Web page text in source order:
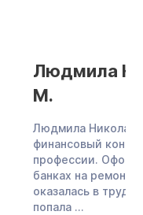
Людмила
М.
Людмила
финансовый
профессии.
банках на ремонт
оказалась в
попала ...